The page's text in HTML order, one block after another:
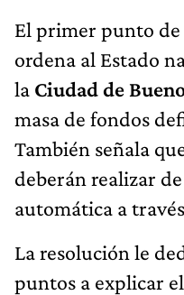
El primer punto
ordena al Estado
la Ciudad de
masa de fondos
También señala
deberán realizar
automática a
La resolución le
puntos a explicar